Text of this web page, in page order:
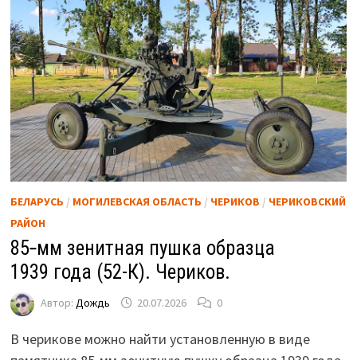
БЕЛАРУСЬ / МОГИЛЕВСКАЯ ОБЛАСТЬ / ЧЕРИКОВ / ЧЕРИКОВСКИЙ
РАЙОН
85‑мм зенитная пушка образца
1939 года (52-К). Чериков.
Автор: Дождь 20.07.2026 0
В черикове можно найти установленную в виде